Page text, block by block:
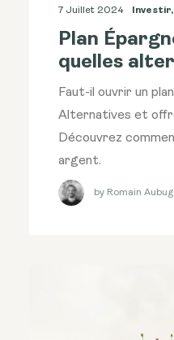
7 Juillet 2024 Investir,
Plan
quelles
Faut-il ouvrir un
Alternatives et
Découvrez
argent.
by Romain